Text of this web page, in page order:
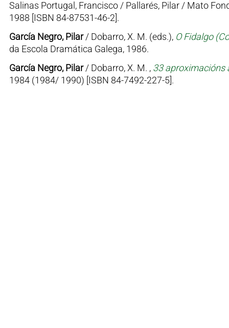
Salinas Portugal, Francisco / Pallarés, Pilar / Mato
1988 [ISBN 84-87531-46-2].
García Negro, Pilar/ Dobarro, X. M. (eds.), O Fidalgo
da Escola Dramática Galega, 1986.
García Negro, Pilar/ Dobarro, X. M. , 33 aproximacións
1984 (1984/ 1990) [ISBN 84-7492-227-5].